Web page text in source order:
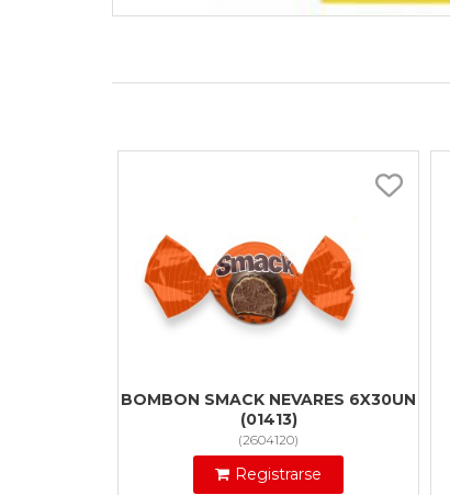
BOMBON SMACK NEVARES 6X30UN
(01413)
(2604120)
Registrarse